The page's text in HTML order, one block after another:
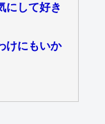
にして好き
けにもいか